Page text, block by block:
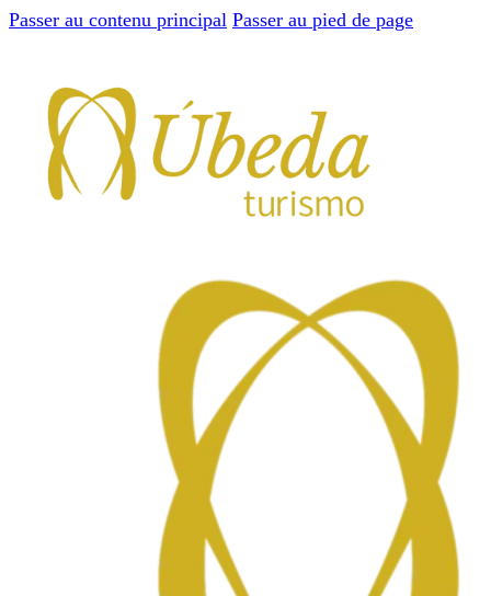
Passer au contenu principal Passer au pied de page